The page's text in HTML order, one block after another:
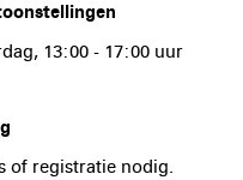
13:00 - 17:00 uur
of registratie nodig.